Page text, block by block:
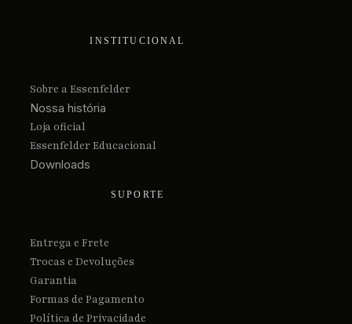
INSTITUCIONAL
Sobre a Essenfelder
Nossa história
Loja oficial
Essenfelder Educacional
Downloads
SUPORTE
Entrega e Frete
Trocas e Devoluções
Garantia
Formas de Pagamento
Política de Privacidade